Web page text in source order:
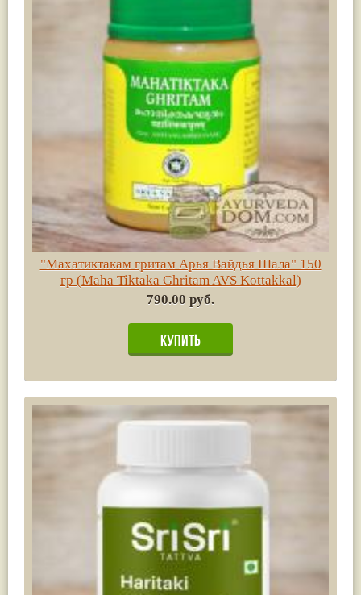
"Махатиктакам гритам Арья Вайдья Шала" 150
гр (Maha Tiktaka Ghritam AVS Kottakkal)
790.00 руб.